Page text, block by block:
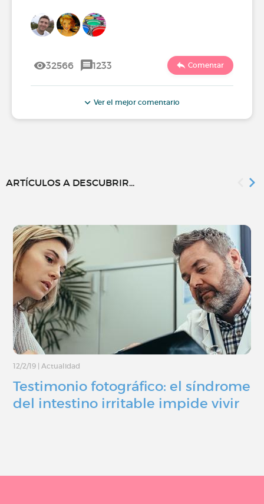
32566 1233 Comentar
Ver el mejor comentario
ARTÍCULOS A DESCUBRIR...
12/2/19 | Actualidad
Testimonio fotográfico: el síndrome
del intestino irritable impide vivir